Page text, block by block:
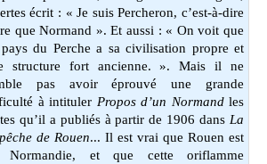
écrit : « Je suis Percheron, c’est-à-dire
que Normand ». Et aussi : « On voit que
du Perche a sa civilisation propre et
structure fort ancienne. ». Mais il ne
pas avoir éprouvé une grande
à intituler Propos d’un Normandles
qu’il a publiés à partir de 1906 dans La
de Rouen... Il est vrai que Rouen est
Normandie, et que cette oriflamme